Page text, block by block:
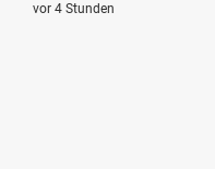
vor 4 Stunden